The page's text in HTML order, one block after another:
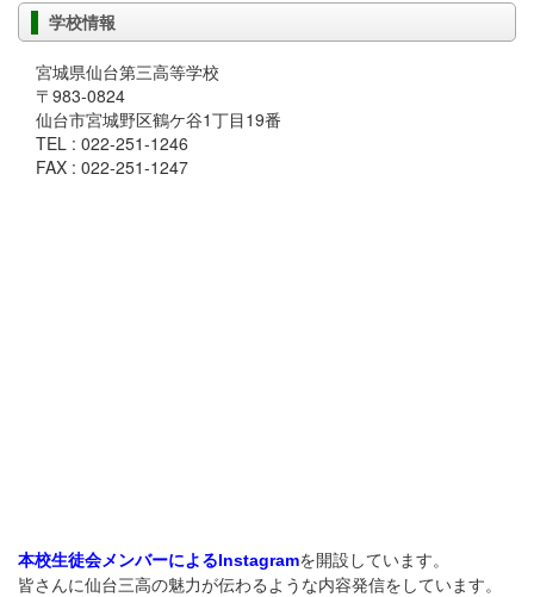
学校情報
宮城県仙台第三高等学校
〒983-0824
仙台市宮城野区鶴ケ谷1丁目19番
TEL : 022-251-1246
FAX : 022-251-1247
本校生徒会メンバーによるInstagramを開設しています。
皆さんに仙台三高の魅力が伝わるような内容発信をしています。